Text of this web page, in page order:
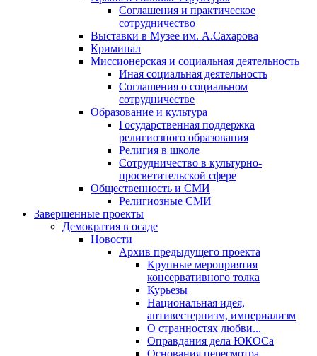
Соглашения и практическое
сотрудничество
Выставки в Музее им. А.Сахарова
Криминал
Миссионерская и социальная деятельность
Иная социальная деятельность
Соглашения о социальном
сотрудничестве
Образование и культура
Государственная поддержка
религиозного образования
Религия в школе
Сотрудничество в культурно-
просветительской сфере
Общественность и СМИ
Религиозные СМИ
Завершенные проекты
Демократия в осаде
Новости
Архив предыдущего проекта
Крупные мероприятия
консервативного толка
Курьезы
Национальная идея,
антивестернизм, империализм
О странностях любви...
Оправдания дела ЮКОСа
Основания пересмотра